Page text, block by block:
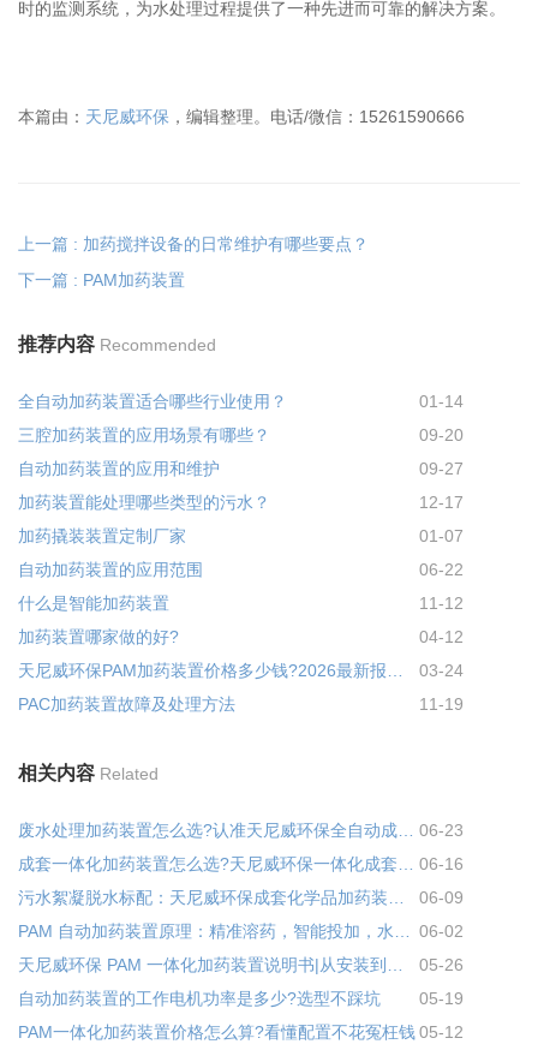
时的监测系统，为水处理过程提供了一种先进而可靠的解决方案。
本篇由： 天尼威环保 ，编辑整理。电话/微信：15261590666
上一篇 : 加药搅拌设备的日常维护有哪些要点？
下一篇 : PAM加药装置
推荐内容 Recommended
全自动加药装置适合哪些行业使用？
01-14
三腔加药装置的应用场景有哪些？
09-20
自动加药装置的应用和维护
09-27
加药装置能处理哪些类型的污水？
12-17
加药撬装装置定制厂家
01-07
自动加药装置的应用范围
06-22
什么是智能加药装置
11-12
加药装置哪家做的好?
04-12
03-24
PAC加药装置故障及处理方法
11-19
相关内容 Related
06-23
06-16
06-09
06-02
05-26
自动加药装置的工作电机功率是多少?选型不踩坑
05-19
PAM一体化加药装置价格怎么算?看懂配置不花冤枉钱 05-12